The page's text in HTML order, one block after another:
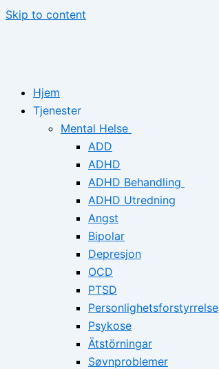
Skip to content
Hjem
Tjenester
Mental Helse
ADD
ADHD
ADHD Behandling
ADHD Utredning
Angst
Bipolar
Depresjon
OCD
PTSD
Personlighetsforstyrrelse
Psykose
Ätstörningar
Søvnproblemer